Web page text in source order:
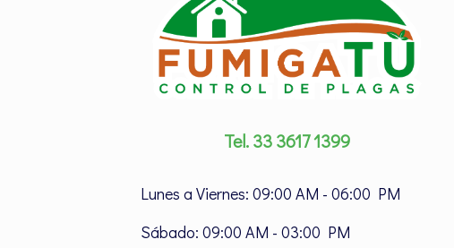
Tel. 33 3617 1399
Lunes a Viernes: 09:00 AM - 06:00 PM
Sábado: 09:00 AM - 03:00 PM